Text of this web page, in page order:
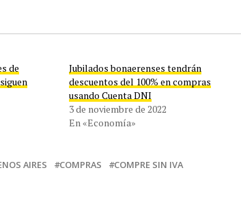
de
Jubilados bonaerenses tendrán
descuentos del 100% en compras
usando Cuenta DNI
3 de noviembre de 2022
En «Economía»
AIRES COMPRAS
COMPRE SIN IVA